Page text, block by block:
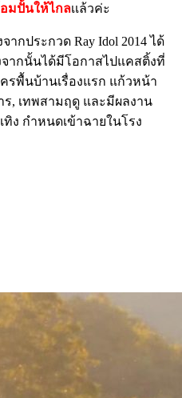
อมปั้นให้ไกลเเล้วค่ะ
ากประกวด Ray Idol 2014 ได้
ากนั้นได้มีโอกาสไปแคสติ้งที่
รพื้นบ้านเรื่องแรก แก้วหน้า
, เทพสามฤดู และมีผลงาน
ทิง กำหนดเข้าฉายในโรง